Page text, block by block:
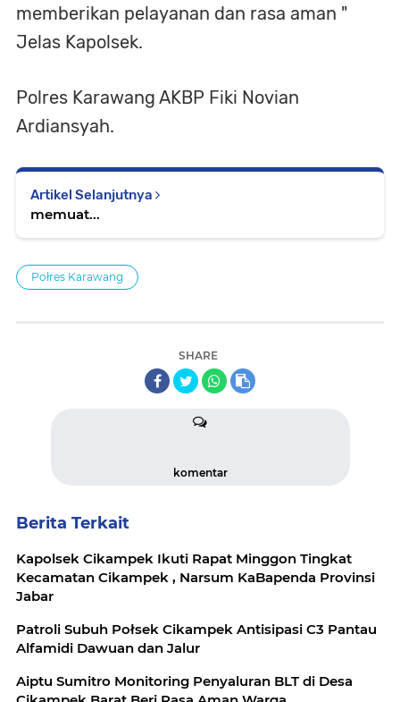
memberikan pelayanan dan rasa aman "
Jelas Kapolsek.
Polres Karawang AKBP Fiki Novian
Ardiansyah.
Artikel Selanjutnya
memuat...
Połres Karawang
SHARE
komentar
Berita Terkait
Kapolsek Cikampek Ikuti Rapat Minggon Tingkat
Kecamatan Cikampek , Narsum KaBapenda Provinsi
Jabar
Patroli Subuh Połsek Cikampek Antisipasi C3 Pantau
Alfamidi Dawuan dan Jalur
Aiptu Sumitro Monitoring Penyaluran BLT di Desa